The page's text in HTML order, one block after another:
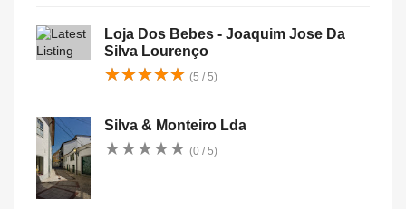
Loja Dos Bebes - Joaquim Jose Da
Silva Lourenço
★★★★★
★★★★★ (5 / 5)
Silva & Monteiro Lda
★★★★★
★★★★★ (0 / 5)